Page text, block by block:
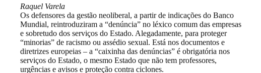
Raquel Varela
Os defensores da gestão neoliberal, a partir de indicações do Banco
Mundial, reintroduziram a “denúncia” no léxico comum das empresas
e sobretudo dos serviços do Estado. Alegadamente, para proteger
“minorias” de racismo ou assédio sexual. Está nos documentos e
diretrizes europeias – a “caixinha das denúncias” é obrigatória nos
serviços do Estado, o mesmo Estado que não tem professores,
urgências e avisos e proteção contra ciclones.